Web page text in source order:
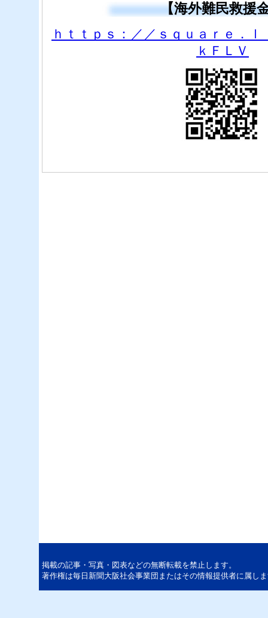
【海外難民救援
ｈｔｔｐｓ：／／ｓｑｕａｒｅ．
ｋＦＬＶ
掲載の記事・写真・図表などの無断転載を禁止します。
著作権は毎日新聞大阪社会事業団またはその情報提供者に属し